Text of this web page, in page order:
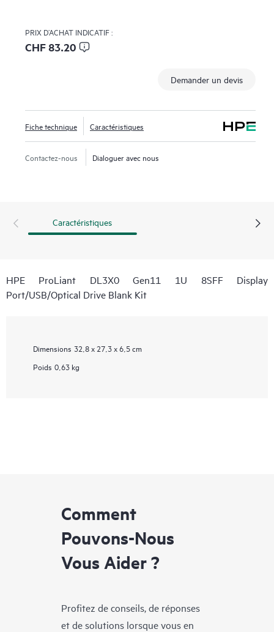
PRIX D’ACHAT INDICATIF :
CHF 83.20
Demander un devis
Fiche technique Caractéristiques
Contactez-nous Dialoguer avec nous
Caractéristiques
HPE ProLiant DL3X0 Gen11 1U 8SFF Display
Port/USB/Optical Drive Blank Kit
Dimensions 32,8 x 27,3 x 6,5 cm
Poids 0,63 kg
Comment
Pouvons-Nous
Vous Aider ?
Profitez de conseils, de réponses
et de solutions lorsque vous en